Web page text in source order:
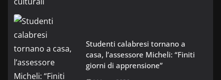
Studenti calabresi tornano a
casa, l’assessore Micheli: “Finiti
giorni di apprensione”